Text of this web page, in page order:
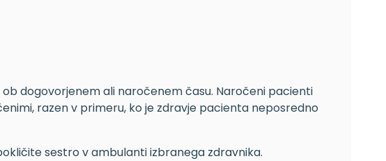
dogovorjenem ali naročenem času. Naročeni pacienti
razen v primeru, ko je zdravje pacienta neposredno
sestro v ambulanti izbranega zdravnika.